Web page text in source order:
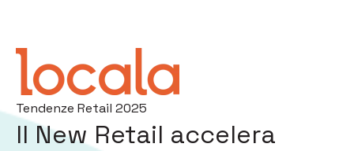
Tendenze Retail 2025
Il New Retail accelera